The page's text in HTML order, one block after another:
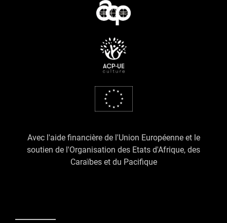
Avec l'aide financière de l'Union Européenne et le
soutien de l'Organisation des Etats d'Afrique, des
Caraïbes et du Pacifique